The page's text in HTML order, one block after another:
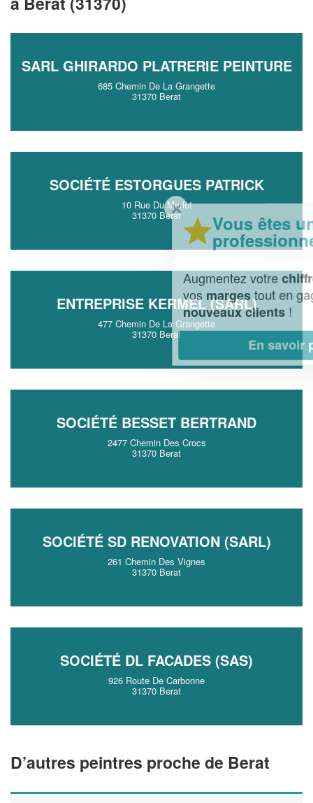
SARL GHIRARDO PLATRERIE PEINTURE
685 Chemin De La Grangette
31370 Berat
SOCIÉTÉ ESTORGUES PATRICK
10 Rue Du Merlot
31370 Berat
ENTREPRISE KERMEL (SARL)
477 Chemin De La Grangette
31370 Berat
SOCIÉTÉ BESSET BERTRAND
2477 Chemin Des Crocs
31370 Berat
SOCIÉTÉ SD RENOVATION (SARL)
261 Chemin Des Vignes
31370 Berat
SOCIÉTÉ DL FACADES (SAS)
926 Route De Carbonne
31370 Berat
D’autres peintres proche de Berat
Vous êtes un
professionnel ?
Augmentez votrechiffre d'affaireset
vosmargestout en gagnant de
nouveaux clients!